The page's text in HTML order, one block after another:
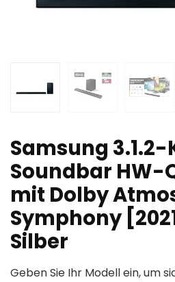
Samsung
Soundbar HW-
mit Dolby
Symphony
Silber
Geben Sie Ihr Modell ein, um